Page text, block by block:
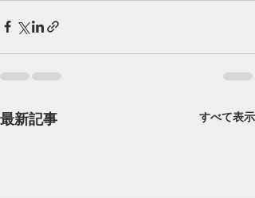
最新記事 すべて表示